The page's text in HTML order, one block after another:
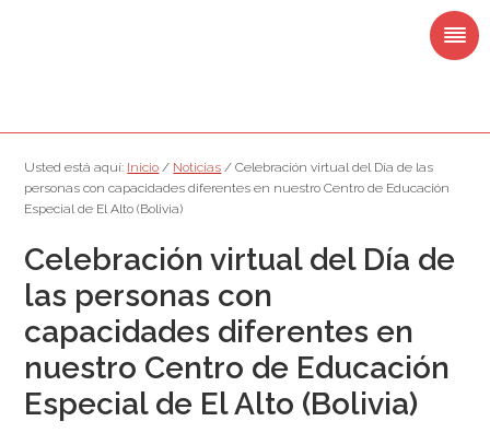
principal
lateral
página
Usted está aquí: Inicio / Noticias / Celebración virtual del Día de las
personas con capacidades diferentes en nuestro Centro de Educación
Especial de El Alto (Bolivia)
Celebración virtual del Día de
las personas con
capacidades diferentes en
nuestro Centro de Educación
Especial de El Alto (Bolivia)